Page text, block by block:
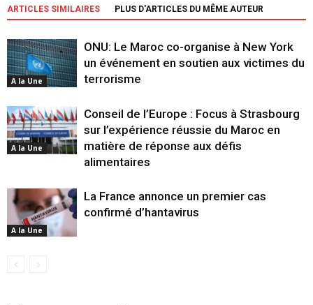
ARTICLES SIMILAIRES PLUS D'ARTICLES DU MÊME AUTEUR
A la Une
ONU: Le Maroc co-organise à New York
un événement en soutien aux victimes du
terrorisme
A la Une
Conseil de l’Europe : Focus à Strasbourg
sur l’expérience réussie du Maroc en
matière de réponse aux défis
alimentaires
A la Une
La France annonce un premier cas
confirmé d’hantavirus